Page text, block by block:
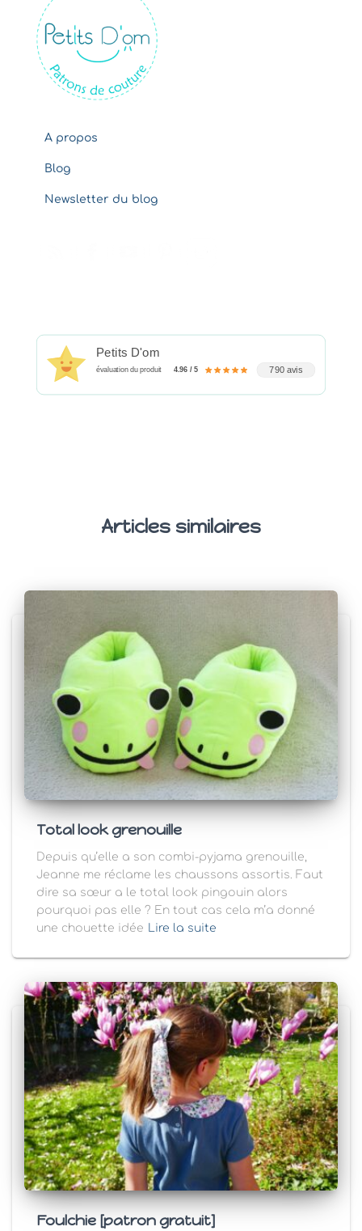
v
e
s
A propos
Blog
Newsletter du blog
Petits D'om
évaluation du produit 4.96 / 5 790 avis
Articles similaires
Total look grenouille
Depuis qu’elle a son combi-pyjama grenouille,
Jeanne me réclame les chaussons assortis. Faut
dire sa sœur a le total look pingouin alors
pourquoi pas elle ? En tout cas cela m’a donné
une chouette idée
Lire la suite
Foulchie [patron gratuit]